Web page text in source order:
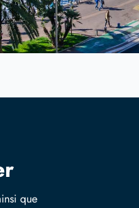
que